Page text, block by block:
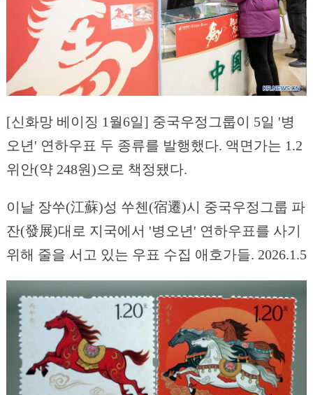
[신화망 베이징 1월6일] 중국우정그룹이 5일 '병
오년' 연하우표 두 종류를 발행했다. 액면가는 1.2
위안(약 248원)으로 책정됐다.
이날 장쑤(江蘇)성 쑤첸(宿遷)시 중국우정그룹 파
잔(發展)대로 지국에서 '병오년' 연하우표를 사기
위해 줄을 서고 있는 우표 수집 애호가들. 2026.1.5